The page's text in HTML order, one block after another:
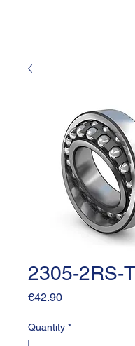
2305-2RS-
€42.90Price
Quantity *